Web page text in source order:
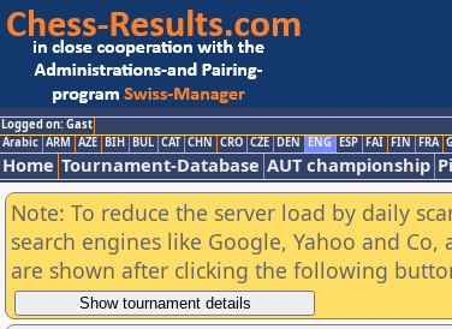
Logged on: Gast
Arabic ARM AZE BIH BUL CAT CHN CRO CZE DEN ENG ESP FAI FIN FRA
Home Tournament-Database AUT championship
Note: To reduce the server load by daily
search engines like Google, Yahoo and
are shown after clicking the following